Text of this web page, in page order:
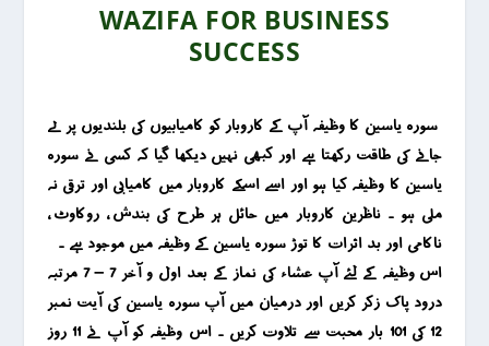
WAZIFA FOR BUSINESS
SUCCESS
سورہ یاسین کا وظیفہ آپ کے کاروبار کو کامیابیوں کی بلندیوں پر لے
جانے کی طاقت رکھتا ہے اور کبھی نہیں دیکھا گیا کہ کسی نے سورہ
یاسین کا وظیفہ کیا ہو اور اسے اسکے کاروبار میں کامیابی اور ترقی نہ
ملی ہو ۔ ناظرین کاروبار میں حائل ہر طرح کی بندش ، روکاوٹ ،
ناکامی اور بد اثرات کا توڑ سورہ یاسین کے وظیفہ میں موجود ہے ۔
اس وظیفہ کے لئے آپ عشاء کی نماز کے بعد اول و آخر 7 – 7 مرتبہ
درود پاک زکر کریں اور درمیان میں آپ سورہ یاسین کی آیت نمبر
12 کی 101 بار محبت سے تلاوت کریں ۔ اس وظیفہ کو آپ نے 11 روز